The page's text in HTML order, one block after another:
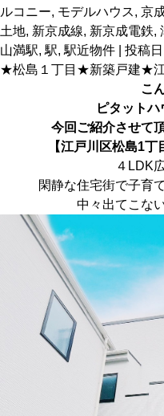
ルコニー, モデルハウス, 京
土地, 新京成線, 新京成電鉄,
山満駅, 駅, 駅近物件 | 投稿
★松島１丁目★新築戸建★
こ
ピタットハ
今回ご紹介させて
【江戸川区松島1
４LDK
閑静な住宅街で子育
中々出てこな